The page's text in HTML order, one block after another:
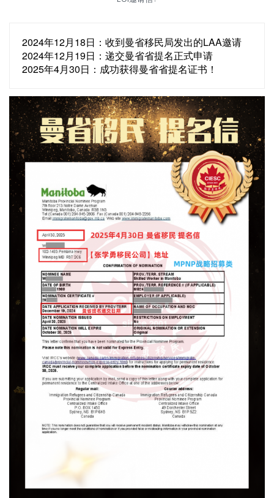
2024年12月18日：收到曼省移民局发出的LAA邀请
2024年12月19日：递交曼省省提名正式申请
2025年4月30日：成功获得曼省省提名证书！